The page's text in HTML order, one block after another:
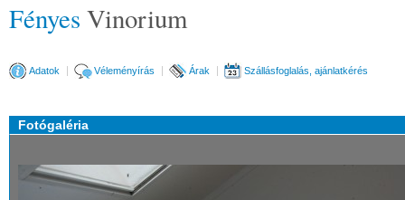
Fényes Vinorium
Adatok Véleményírás Árak Szállásfoglalás, ajánlatkérés
Fotógaléria